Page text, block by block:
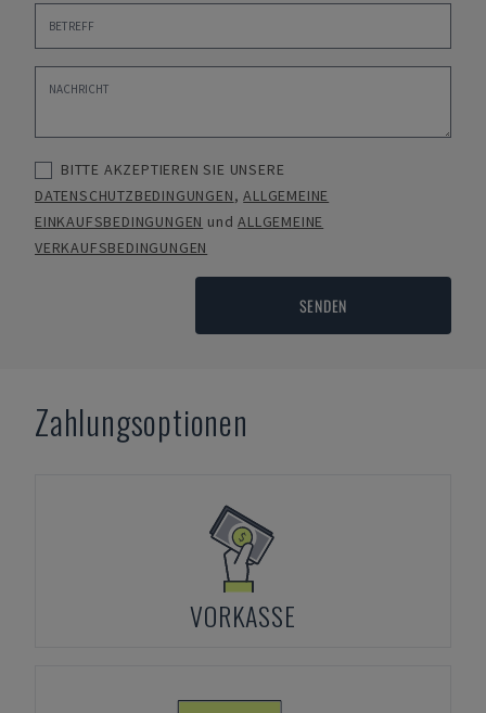
BITTE AKZEPTIEREN SIE UNSERE
DATENSCHUTZBEDINGUNGEN,ALLGEMEINE
EINKAUFSBEDINGUNGEN undALLGEMEINE
VERKAUFSBEDINGUNGEN
SENDEN
Zahlungsoptionen
VORKASSE